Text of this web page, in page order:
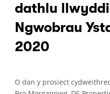
dathlu
Ngwobrau
2020
O dan y prosiect